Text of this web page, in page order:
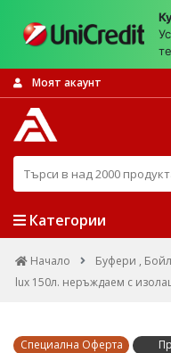
Моят акаунт
Търси в над 2000
Категории
Начало Буфери ,
lux 150л. неръждаем с
Специална Оферта